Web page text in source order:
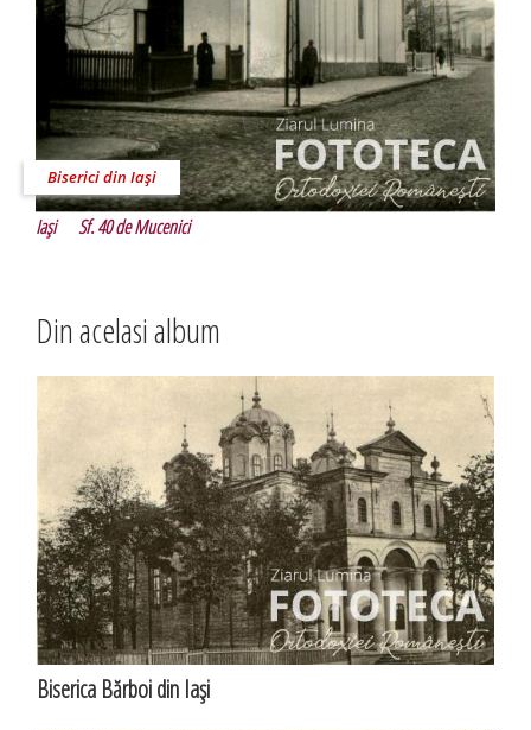
Biserici din Iaşi
Iaşi Sf. 40 de Mucenici
Din acelasi album
Biserica Bărboi din Iaşi